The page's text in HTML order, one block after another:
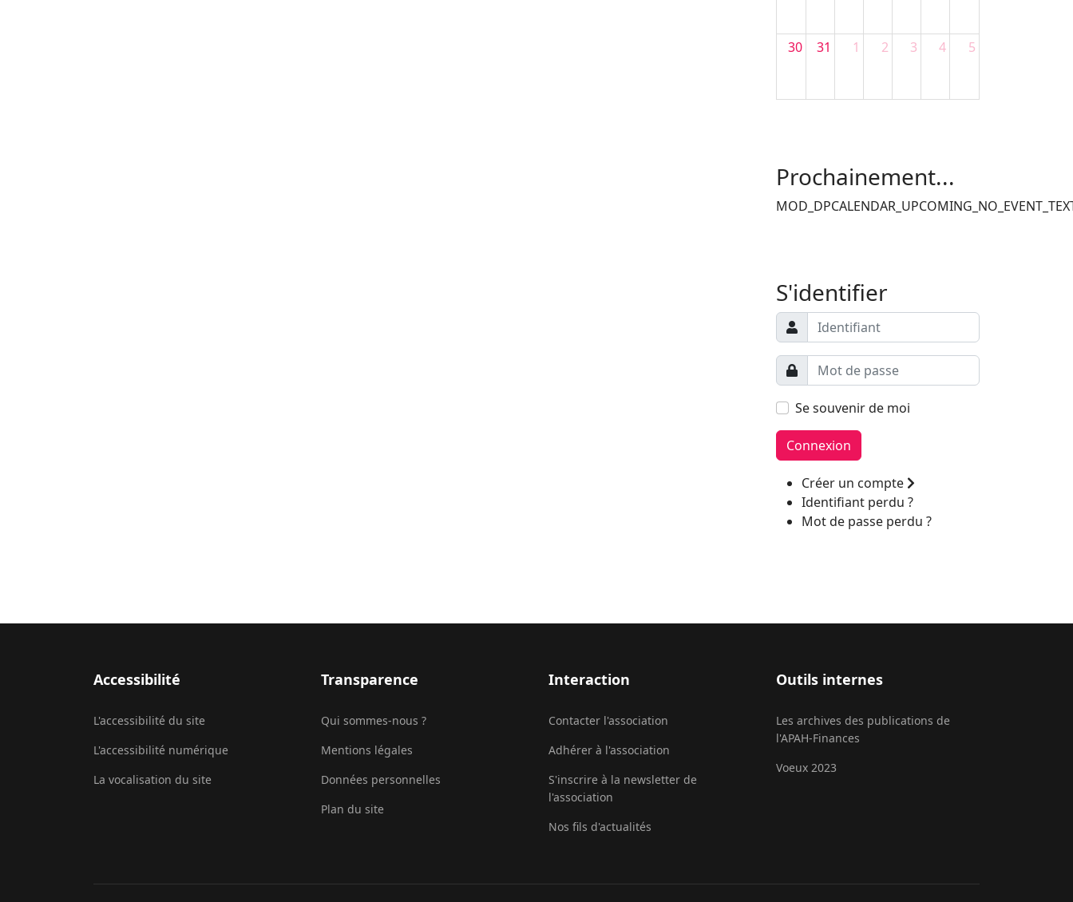
30 31 1 2 3 4 5
Prochainement...
S'identifier
Se souvenir de moi
Connexion
Créer un compte
Identifiant perdu ?
Mot de passe perdu ?
Accessibilité
L'accessibilité du site
L'accessibilité numérique
La vocalisation du site
Transparence
Qui sommes-nous ?
Mentions légales
Données personnelles
Plan du site
Interaction
Contacter l'association
Adhérer à l'association
S'inscrire à la newsletter de
l'association
Nos fils d'actualités
Outils internes
Les archives des publications de
l'APAH-Finances
Voeux 2023